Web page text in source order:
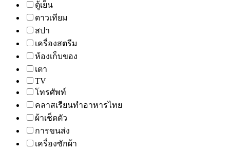
ตู้เย็น
ดาวเทียม
สปา
เครื่องสตรีม
ห้องเก็บของ
เตา
TV
โทรศัพท์
คลาสเรียนทำอาหารไทย
ผ้าเช็ดตัว
การขนส่ง
เครื่องซักผ้า